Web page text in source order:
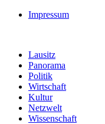
Impressum
Lausitz
Panorama
Politik
Wirtschaft
Kultur
Netzwelt
Wissenschaft